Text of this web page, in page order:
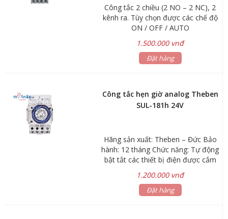
Công tắc 2 chiều (2 NO – 2 NC), 2
kênh ra. Tùy chọn được các chế độ
ON / OFF / AUTO
1.500.000 vnđ
Đặt hàng
Công tắc hẹn giờ analog Theben
SUL-181h 24V
Hãng sản xuất: Theben – Đức Bảo
hành: 12 tháng Chức năng: Tự động
bật tắt các thiết bị điện được cắm
Ứng dụng: Hẹn giờ tắt mở bình
nước nóng vào buổi sáng và buổi
1.200.000 vnđ
Đặt hàng